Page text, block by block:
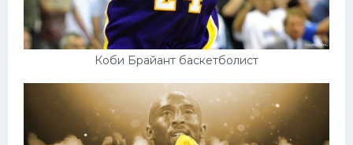
Коби Брайант баскетболист